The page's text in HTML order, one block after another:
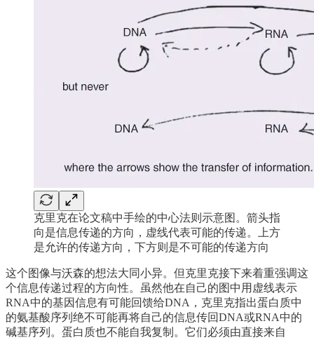
克里克在论文稿中手绘的中心法则示意图。箭头指
向是信息传递的方向，虚线代表可能的传递。上方
是允许的传递方向，下方则是不可能的传递方向
这个图像与沃森的想法大同小异。但克里克接下来着重强调这
个信息传递过程的方向性。虽然他在自己的图中用虚线表示
RNA中的基因信息有可能回馈给DNA，克里克指出蛋白质中
的氨基酸序列绝不可能再将自己的信息传回DNA或RNA中的
碱基序列。蛋白质也不能自我复制。它们必须由直接来自